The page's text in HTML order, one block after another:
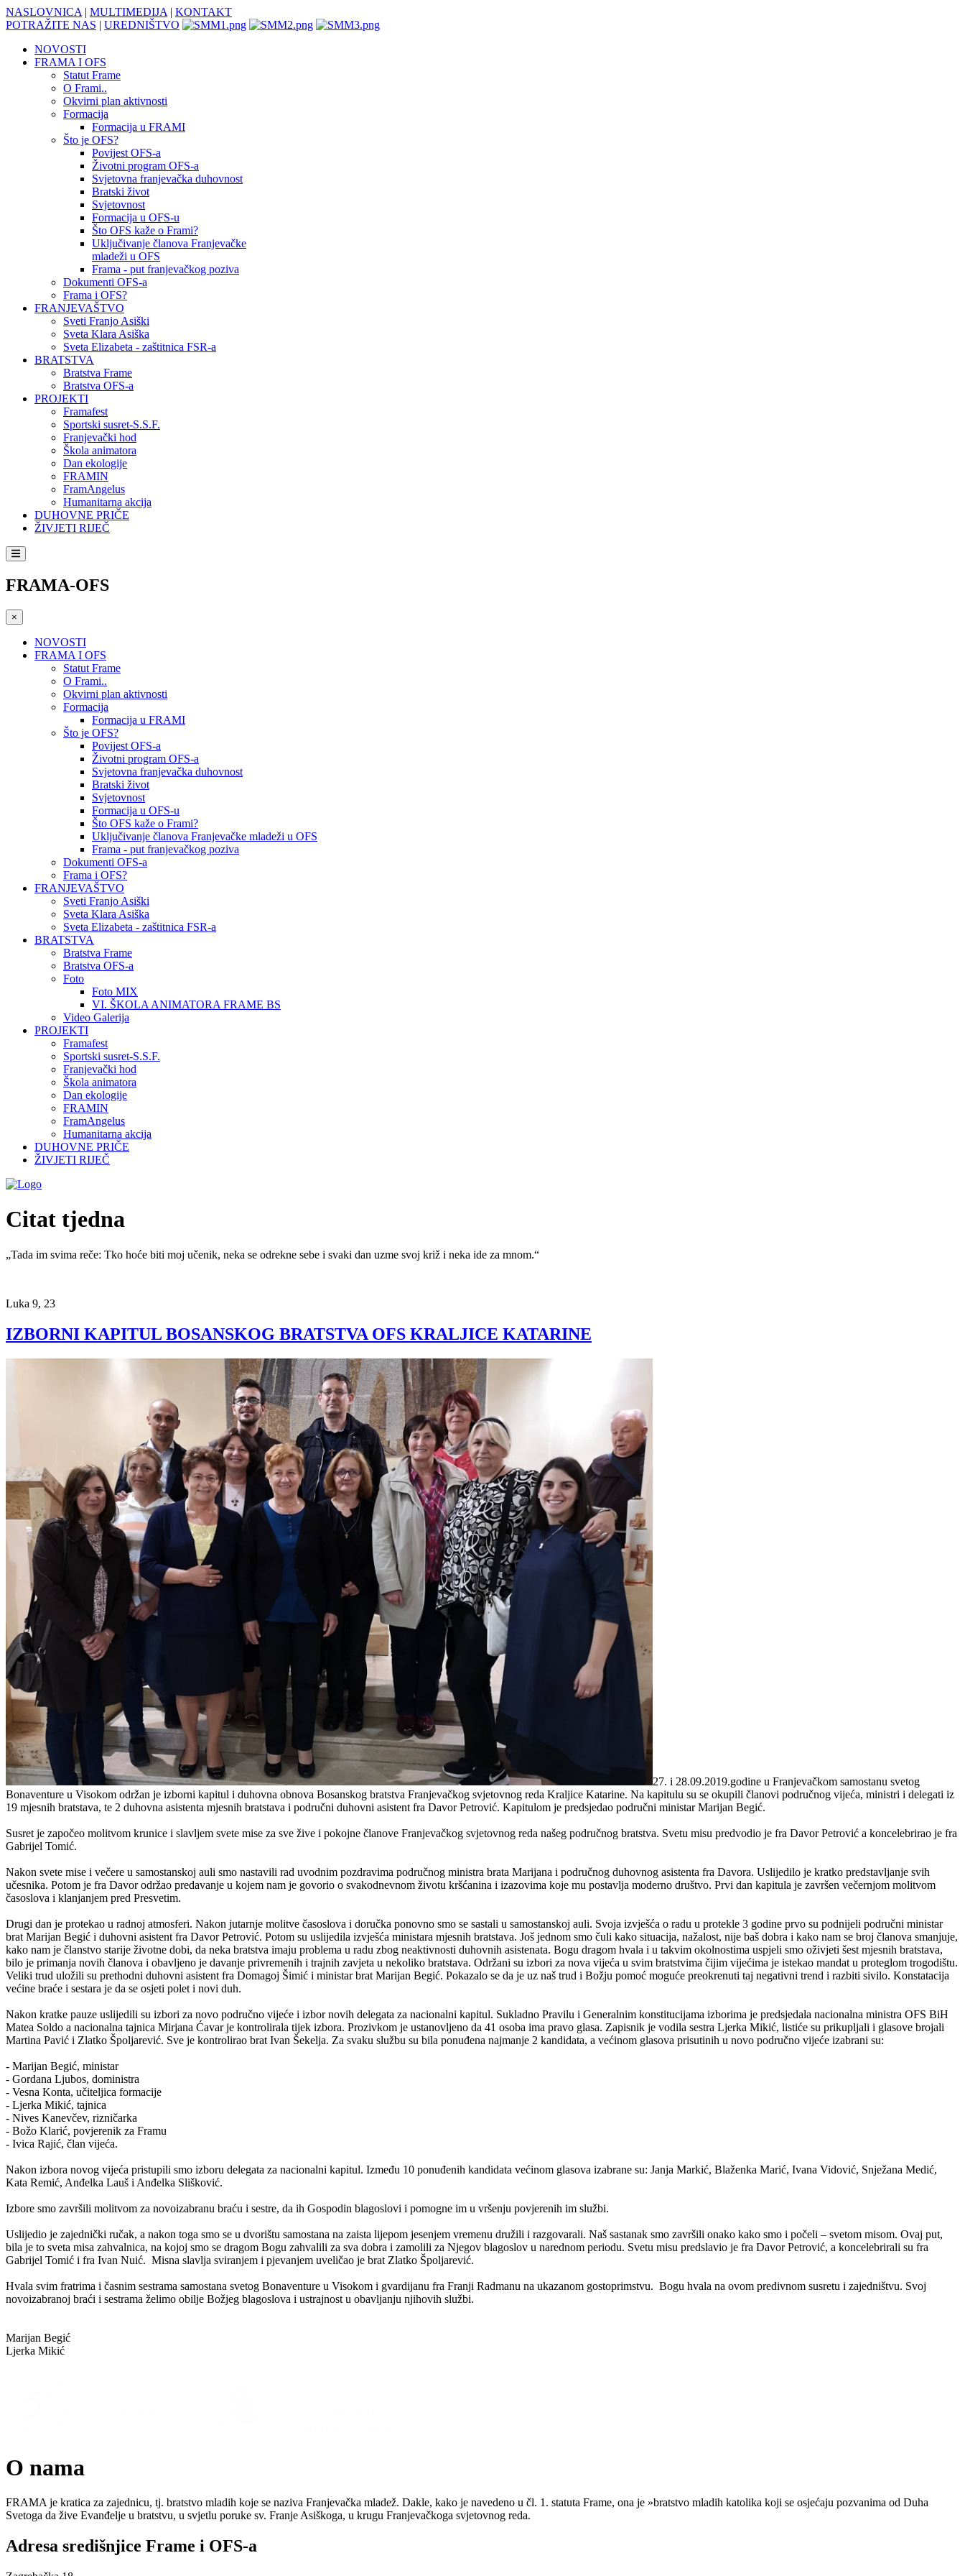
NASLOVNICA | MULTIMEDIJA | KONTAKT
POTRAŽITE NAS | UREDNIŠTVO
NOVOSTI
FRAMA I OFS
Statut Frame
O Frami..
Okvirni plan aktivnosti
Formacija
Formacija u FRAMI
Što je OFS?
Povijest OFS-a
Životni program OFS-a
Svjetovna franjevačka duhovnost
Bratski život
Svjetovnost
Formacija u OFS-u
Što OFS kaže o Frami?
Uključivanje članova Franjevačke
mladeži u OFS
Frama - put franjevačkog poziva
Dokumenti OFS-a
Frama i OFS?
FRANJEVAŠTVO
Sveti Franjo Asiški
Sveta Klara Asiška
Sveta Elizabeta - zaštitnica FSR-a
BRATSTVA
Bratstva Frame
Bratstva OFS-a
PROJEKTI
Framafest
Sportski susret-S.S.F.
Franjevački hod
Škola animatora
Dan ekologije
FRAMIN
FramAngelus
Humanitarna akcija
DUHOVNE PRIČE
ŽIVJETI RIJEČ
FRAMA-OFS
×
NOVOSTI
FRAMA I OFS
Statut Frame
O Frami..
Okvirni plan aktivnosti
Formacija
Formacija u FRAMI
Što je OFS?
Povijest OFS-a
Životni program OFS-a
Svjetovna franjevačka duhovnost
Bratski život
Svjetovnost
Formacija u OFS-u
Što OFS kaže o Frami?
Uključivanje članova Franjevačke mladeži u OFS
Frama - put franjevačkog poziva
Dokumenti OFS-a
Frama i OFS?
FRANJEVAŠTVO
Sveti Franjo Asiški
Sveta Klara Asiška
Sveta Elizabeta - zaštitnica FSR-a
BRATSTVA
Bratstva Frame
Bratstva OFS-a
Foto
Foto MIX
VI. ŠKOLA ANIMATORA FRAME BS
Video Galerija
PROJEKTI
Framafest
Sportski susret-S.S.F.
Franjevački hod
Škola animatora
Dan ekologije
FRAMIN
FramAngelus
Humanitarna akcija
DUHOVNE PRIČE
ŽIVJETI RIJEČ
Citat tjedna
„Tada im svima reče: Tko hoće biti moj učenik, neka se odrekne sebe i svaki dan uzme svoj križ i neka ide za mnom.“
Luka 9, 23
IZBORNI KAPITUL BOSANSKOG BRATSTVA OFS KRALJICE KATARINE
27. i 28.09.2019.godine u Franjevačkom samostanu svetog
Bonaventure u Visokom održan je izborni kapitul i duhovna obnova Bosanskog bratstva Franjevačkog svjetovnog reda Kraljice Katarine. Na kapitulu su se okupili članovi područnog vijeća, ministri i delegati iz
19 mjesnih bratstava, te 2 duhovna asistenta mjesnih bratstava i područni duhovni asistent fra Davor Petrović. Kapitulom je predsjedao područni ministar Marijan Begić.
Susret je započeo molitvom krunice i slavljem svete mise za sve žive i pokojne članove Franjevačkog svjetovnog reda našeg područnog bratstva. Svetu misu predvodio je fra Davor Petrović a koncelebrirao je fra
Gabrijel Tomić.
Nakon svete mise i večere u samostanskoj auli smo nastavili rad uvodnim pozdravima područnog ministra brata Marijana i područnog duhovnog asistenta fra Davora. Uslijedilo je kratko predstavljanje svih
učesnika. Potom je fra Davor održao predavanje u kojem nam je govorio o svakodnevnom životu kršćanina i izazovima koje mu postavlja moderno društvo. Prvi dan kapitula je završen večernjom molitvom
časoslova i klanjanjem pred Presvetim.
Drugi dan je protekao u radnoj atmosferi. Nakon jutarnje molitve časoslova i doručka ponovno smo se sastali u samostanskoj auli. Svoja izvješća o radu u protekle 3 godine prvo su podnijeli područni ministar
brat Marijan Begić i duhovni asistent fra Davor Petrović. Potom su uslijedila izvješća ministara mjesnih bratstava. Još jednom smo čuli kako situacija, nažalost, nije baš dobra i kako nam se broj članova smanjuje,
kako nam je članstvo starije životne dobi, da neka bratstva imaju problema u radu zbog neaktivnosti duhovnih asistenata. Bogu dragom hvala i u takvim okolnostima uspjeli smo oživjeti šest mjesnih bratstava,
bilo je primanja novih članova i obavljeno je davanje privremenih i trajnih zavjeta u nekoliko bratstava. Održani su izbori za nova vijeća u svim bratstvima čijim vijećima je istekao mandat u proteglom trogodištu.
Veliki trud uložili su prethodni duhovni asistent fra Domagoj Šimić i ministar brat Marijan Begić. Pokazalo se da je uz naš trud i Božju pomoć moguće preokrenuti taj negativni trend i razbiti sivilo. Konstatacija
većine braće i sestara je da se osjeti polet i novi duh.
Nakon kratke pauze uslijedili su izbori za novo područno vijeće i izbor novih delegata za nacionalni kapitul. Sukladno Pravilu i Generalnim konstitucijama izborima je predsjedala nacionalna ministra OFS BiH
Matea Soldo a nacionalna tajnica Mirjana Ćavar je kontrolirala tijek izbora. Prozivkom je ustanovljeno da 41 osoba ima pravo glasa. Zapisnik je vodila sestra Ljerka Mikić, listiće su prikupljali i glasove brojali
Martina Pavić i Zlatko Špoljarević. Sve je kontrolirao brat Ivan Šekelja. Za svaku službu su bila ponuđena najmanje 2 kandidata, a većinom glasova prisutinih u novo područno vijeće izabrani su:
- Marijan Begić, ministar
- Gordana Ljubos, doministra
- Vesna Konta, učiteljica formacije
- Ljerka Mikić, tajnica
- Nives Kanevčev, rizničarka
- Božo Klarić, povjerenik za Framu
- Ivica Rajić, član vijeća.
Nakon izbora novog vijeća pristupili smo izboru delegata za nacionalni kapitul. Između 10 ponuđenih kandidata većinom glasova izabrane su: Janja Markić, Blaženka Marić, Ivana Vidović, Snježana Medić,
Kata Remić, Anđelka Lauš i Anđelka Slišković.
Izbore smo završili molitvom za novoizabranu braću i sestre, da ih Gospodin blagoslovi i pomogne im u vršenju povjerenih im službi.
Uslijedio je zajednički ručak, a nakon toga smo se u dvorištu samostana na zaista lijepom jesenjem vremenu družili i razgovarali. Naš sastanak smo završili onako kako smo i počeli – svetom misom. Ovaj put,
bila je to sveta misa zahvalnica, na kojoj smo se dragom Bogu zahvalili za sva dobra i zamolili za Njegov blagoslov u narednom periodu. Svetu misu predslavio je fra Davor Petrović, a koncelebrirali su fra
Gabrijel Tomić i fra Ivan Nuić. Misna slavlja sviranjem i pjevanjem uveličao je brat Zlatko Špoljarević.
Hvala svim fratrima i časnim sestrama samostana svetog Bonaventure u Visokom i gvardijanu fra Franji Radmanu na ukazanom gostoprimstvu. Bogu hvala na ovom predivnom susretu i zajedništvu. Svoj
novoizabranoj braći i sestrama želimo obilje Božjeg blagoslova i ustrajnost u obavljanju njihovih službi.
Marijan Begić
Ljerka Mikić
O nama
FRAMA je kratica za zajednicu, tj. bratstvo mladih koje se naziva Franjevačka mladež. Dakle, kako je navedeno u čl. 1. statuta Frame, ona je »bratstvo mladih katolika koji se osjećaju pozvanima od Duha
Svetoga da žive Evanđelje u bratstvu, u svjetlu poruke sv. Franje Asiškoga, u krugu Franjevačkoga svjetovnog reda.
Adresa središnjice Frame i OFS-a